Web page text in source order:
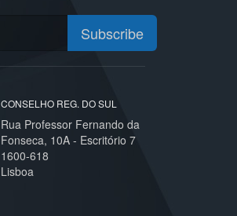
Subscribe
CONSELHO REG. DO SUL
Rua Professor Fernando da
Fonseca, 10A - Escritório 7
1600-618
Lisboa